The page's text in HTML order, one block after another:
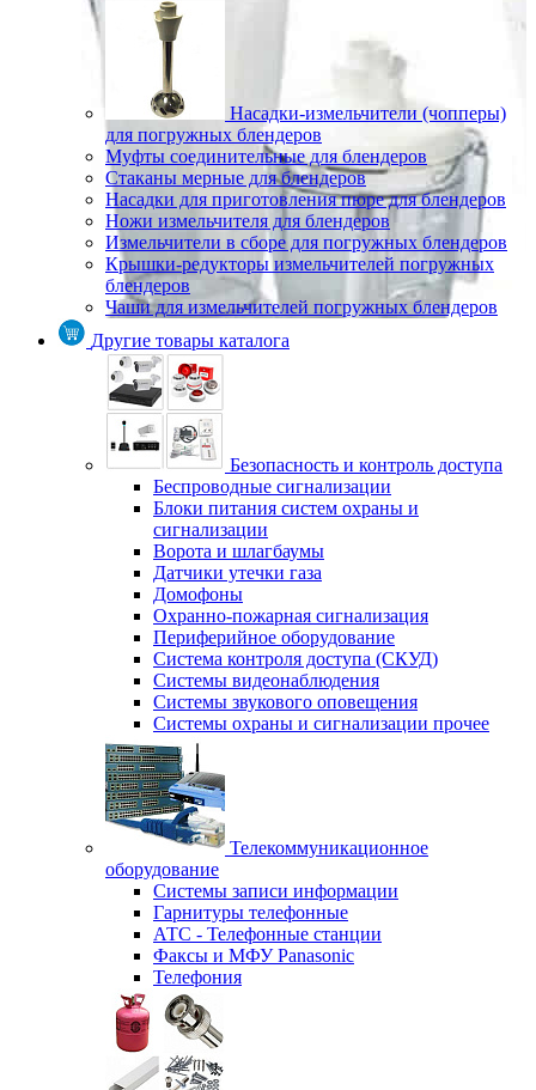
Насадки-измельчители (чопперы)
для погружных блендеров
Муфты соединительные для блендеров
Стаканы мерные для блендеров
Насадки для приготовления пюре для блендеров
Ножи измельчителя для блендеров
Измельчители в сборе для погружных блендеров
Крышки-редукторы измельчителей погружных
блендеров
Чаши для измельчителей погружных блендеров
Другие товары каталога
Безопасность и контроль доступа
Беспроводные сигнализации
Блоки питания систем охраны и
сигнализации
Ворота и шлагбаумы
Датчики утечки газа
Домофоны
Охранно-пожарная сигнализация
Периферийное оборудование
Система контроля доступа (СКУД)
Системы видеонаблюдения
Системы звукового оповещения
Системы охраны и сигнализации прочее
Телекоммуникационное
оборудование
Системы записи информации
Гарнитуры телефонные
АТС - Телефонные станции
Факсы и МФУ Panasonic
Телефония